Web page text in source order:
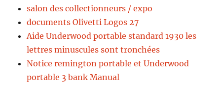
salon des collectionneurs / expo
documents Olivetti Logos 27
Aide Underwood portable standard 1930 les
lettres minuscules sont tronchées
Notice remington portable et Underwood
portable 3 bank Manual